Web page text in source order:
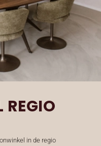
in de regio